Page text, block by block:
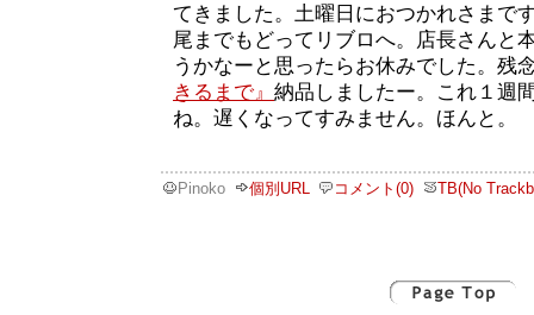
てきました。土曜日におつかれさまで
尾までもどってリブロへ。店長さんと
うかなーと思ったらお休みでした。残
きるまで』 納品しましたー。これ１週
ね。遅くなってすみません。ほんと。
Pinoko 個別URL コメント(0) TB(No